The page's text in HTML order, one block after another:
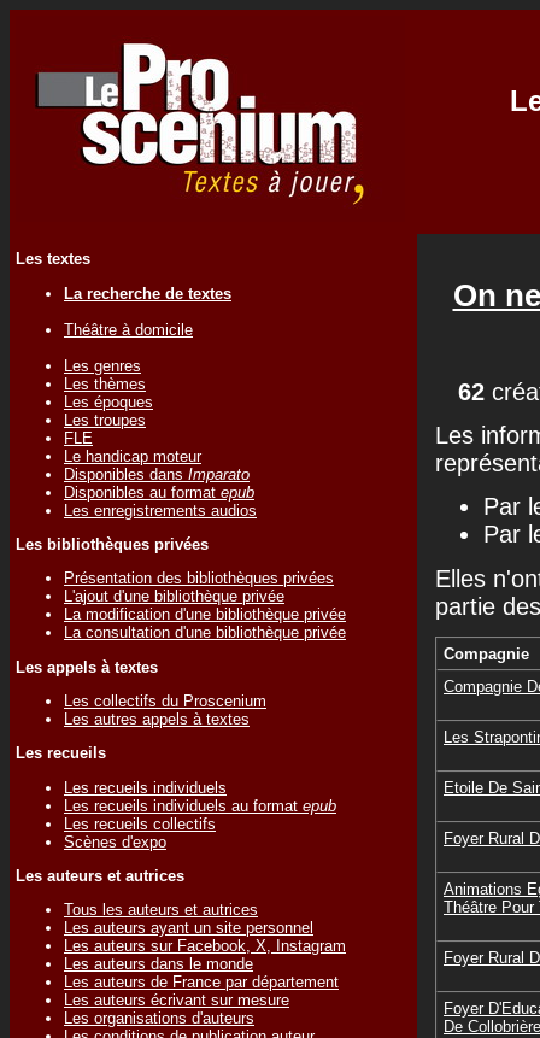
Les textes
La recherche de textes
Théâtre à domicile
Les genres
Les thèmes
Les époques
Les troupes
FLE
Le handicap moteur
Disponibles dans Imparato
Disponibles au format epub
Les enregistrements audios
Les bibliothèques privées
Présentation des bibliothèques privées
L'ajout d'une bibliothèque privée
La modification d'une bibliothèque privée
La consultation d'une bibliothèque privée
Les appels à textes
Les collectifs du Proscenium
Les autres appels à textes
Les recueils
Les recueils individuels
Les recueils individuels au format epub
Les recueils collectifs
Scènes d'expo
Les auteurs et autrices
Tous les auteurs et autrices
Les auteurs ayant un site personnel
Les auteurs sur Facebook, X, Instagram
Les auteurs dans le monde
Les auteurs de France par département
Les auteurs écrivant sur mesure
Les organisations d'auteurs
On
62
Les
Par
Par
Elles
partie
Compagnie
Compagnie
Les
Etoile De
Foyer Rural
Animations
Théâtre Pour
Foyer Rural
Foyer
De